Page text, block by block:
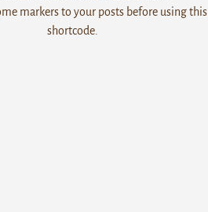
markers to your posts before using this
shortcode.